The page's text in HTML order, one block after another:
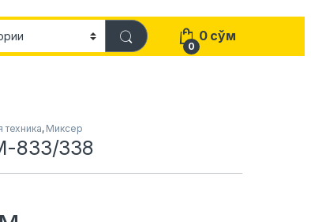
0
0 сўм
техника, Миксер
833/338